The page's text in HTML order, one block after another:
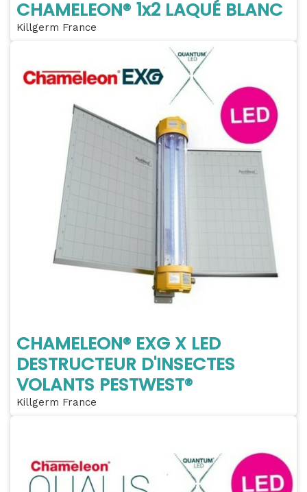
CHAMELEON® 1x2 LAQUÉ BLANC
Killgerm France
CHAMELEON® EXG X LED
DESTRUCTEUR D'INSECTES
VOLANTS PESTWEST®
Killgerm France